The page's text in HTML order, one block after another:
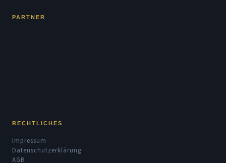
PARTNER
RECHTLICHES
Impressum
Datenschutzerklärung
AGB